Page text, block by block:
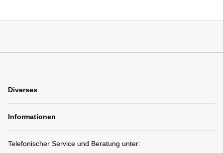
Diverses
Informationen
Telefonischer Service und Beratung unter: